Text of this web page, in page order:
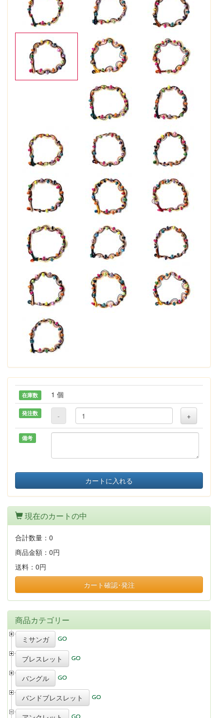
在庫数 1 個
発注数 - +
備考
カートに入れる
現在のカートの中
合計数量： 0
商品金額： 0円
送料： 0円
カート確認･発注
商品カテゴリー
ミサンガ
ブレスレット
バングル
バンドブレスレット